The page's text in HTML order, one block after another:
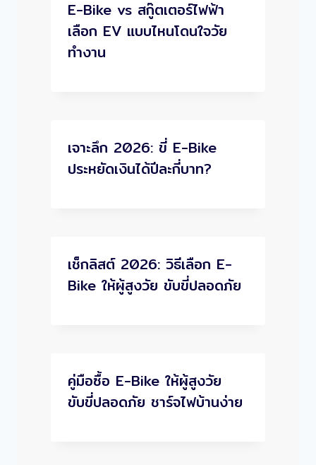
E-Bike vs สกู๊ตเตอร์ไฟฟ้า
เลือก EV แบบไหนโดนใจวัย
ทำงาน
เจาะลึก 2026: ขี่ E-Bike
ประหยัดเงินได้ปีละกี่บาท?
เช็กลิสต์ 2026: วิธีเลือก E-
Bike ให้ผู้สูงวัย ขับขี่ปลอดภัย
คู่มือซื้อ E-Bike ให้ผู้สูงวัย
ขับขี่ปลอดภัย ชาร์จไฟบ้านง่าย